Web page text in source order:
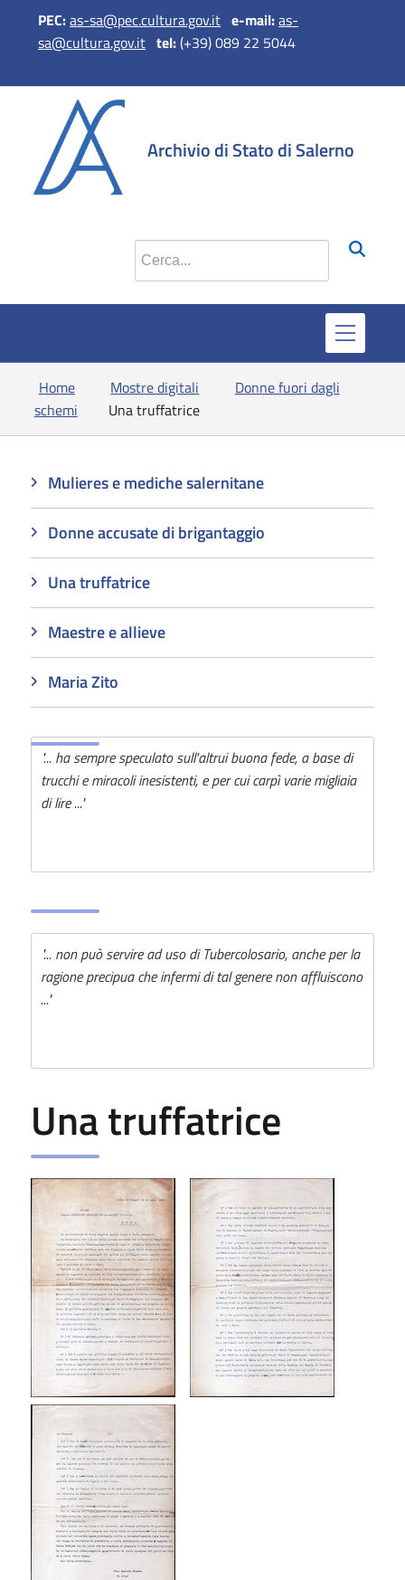
PEC:as-sa@pec.cultura.gov.it e-mail:as-
sa@cultura.gov.it tel:(+39) 089 22 5044
Archivio di Stato di Salerno
Cerca nel sito
Home Mostre digitali
Donne fuori dagli
schemi
Una truffatrice
Mulieres e mediche salernitane
Donne accusate di brigantaggio
Una truffatrice
Maestre e allieve
Maria Zito
"... ha sempre speculato sull'altrui buona fede, a base di
trucchi e miracoli inesistenti, e per cui carpì varie migliaia
di lire ..."
"... non può servire ad uso di Tubercolosario, anche per la
ragione precipua che infermi di tal genere non affluiscono
..."
Una truffatrice